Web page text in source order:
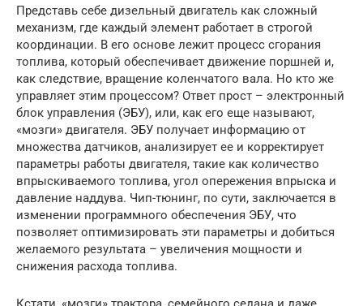
Представь себе дизельный двигатель как сложный
механизм, где каждый элемент работает в строгой
координации. В его основе лежит процесс сгорания
топлива, который обеспечивает движение поршней и,
как следствие, вращение коленчатого вала. Но кто же
управляет этим процессом? Ответ прост – электронный
блок управления (ЭБУ), или, как его еще называют,
«мозги» двигателя. ЭБУ получает информацию от
множества датчиков, анализирует ее и корректирует
параметры работы двигателя, такие как количество
впрыскиваемого топлива, угол опережения впрыска и
давление наддува. Чип-тюнинг, по сути, заключается в
изменении программного обеспечения ЭБУ, что
позволяет оптимизировать эти параметры и добиться
желаемого результата – увеличения мощности и
снижения расхода топлива.